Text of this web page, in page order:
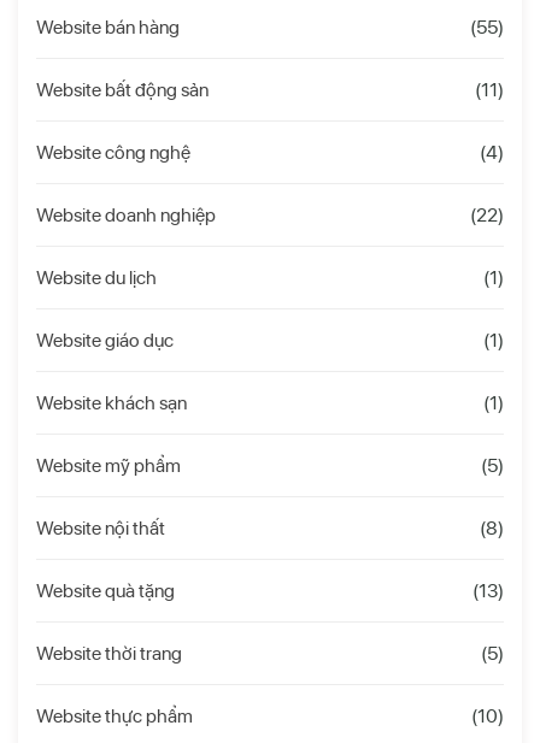
Website bán hàng (55)
Website bất động sản (11)
Website công nghệ (4)
Website doanh nghiệp (22)
Website du lịch (1)
Website giáo dục (1)
Website khách sạn (1)
Website mỹ phẩm (5)
Website nội thất (8)
Website quà tặng (13)
Website thời trang (5)
Website thực phẩm (10)